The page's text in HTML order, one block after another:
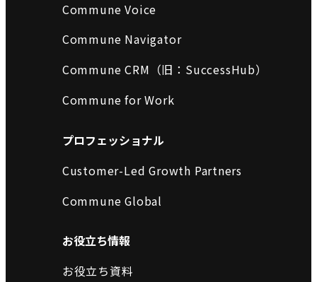
Commune Voice
Commune Navigator
Commune CRM（旧：SuccessHub）
Commune for Work
プロフェッショナル
Customer-Led Growth Partners
Commune Global
お役立ち情報
お役立ち資料